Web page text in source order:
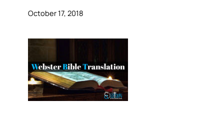
October 17, 2018